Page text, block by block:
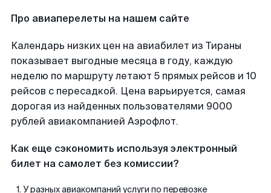
Про авиаперелеты на нашем сайте
Календарь низких цен на авиабилет из Тираны
показывает выгодные месяца в году, каждую
неделю по маршруту летают 5 прямых рейсов и 10
рейсов с пересадкой. Цена варьируется, самая
дорогая из найденных пользователями 9000
рублей авиакомпанией Аэрофлот.
Как еще сэкономить используя электронный
билет на самолет без комиссии?
У разных авиакомпаний услуги по перевозке